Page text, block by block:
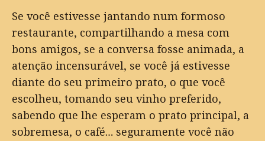
Se você estivesse jantando num formoso
restaurante, compartilhando a mesa com
bons amigos, se a conversa fosse animada, a
atenção incensurável, se você já estivesse
diante do seu primeiro prato, o que você
escolheu, tomando seu vinho preferido,
sabendo que lhe esperam o prato principal, a
sobremesa, o café… seguramente você não